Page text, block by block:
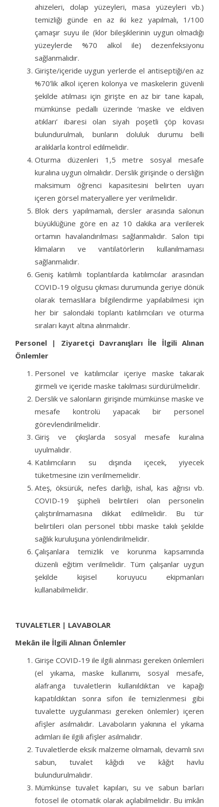
ahizeleri, dolap yüzeyleri, masa yüzeyleri vb.)
temizliği günde en az iki kez yapılmalı, 1/100
çamaşır suyu ile (klor bileşiklerinin uygun olmadığı
yüzeylerde %70 alkol ile) dezenfeksiyonu
sağlanmalıdır.
Girişte/içeride uygun yerlerde el antiseptiği/en az
%70’lik alkol içeren kolonya ve maskelerin güvenli
şekilde atılması için girişte en az bir tane kapalı,
mümkünse pedallı üzerinde ‘maske ve eldiven
atıkları’ ibaresi olan siyah poşetli çöp kovası
bulundurulmalı, bunların doluluk durumu belli
aralıklarla kontrol edilmelidir.
Oturma düzenleri 1,5 metre sosyal mesafe
kuralına uygun olmalıdır. Derslik girişinde o dersliğin
maksimum öğrenci kapasitesini belirten uyarı
içeren görsel materyallere yer verilmelidir.
Blok ders yapılmamalı, dersler arasında salonun
büyüklüğüne göre en az 10 dakika ara verilerek
ortamın havalandırılması sağlanmalıdır. Salon tipi
klimaların ve vantilatörlerin kullanılmaması
sağlanmalıdır.
Geniş katılımlı toplantılarda katılımcılar arasından
COVID-19 olgusu çıkması durumunda geriye dönük
olarak temaslılara bilgilendirme yapılabilmesi için
her bir salondaki toplantı katılımcıları ve oturma
sıraları kayıt altına alınmalıdır.
Personel | Ziyaretçi Davranışları İle İlgili Alınan
Önlemler
Personel ve katılımcılar içeriye maske takarak
girmeli ve içeride maske takılması sürdürülmelidir.
Derslik ve salonların girişinde mümkünse maske ve
mesafe kontrolü yapacak bir personel
görevlendirilmelidir.
Giriş ve çıkışlarda sosyal mesafe kuralına
uyulmalıdır.
Katılımcıların su dışında içecek, yiyecek
tüketmesine izin verilmemelidir.
Ateş, öksürük, nefes darlığı, ishal, kas ağrısı vb.
COVID-19 şüpheli belirtileri olan personelin
çalıştırılmamasına dikkat edilmelidir. Bu tür
belirtileri olan personel tıbbi maske takılı şekilde
sağlık kuruluşuna yönlendirilmelidir.
Çalışanlara temizlik ve korunma kapsamında
düzenli eğitim verilmelidir. Tüm çalışanlar uygun
şekilde kişisel koruyucu ekipmanları
kullanabilmelidir.
TUVALETLER | LAVABOLAR
Mekân ile İlgili Alınan Önlemler
Girişe COVID-19 ile ilgili alınması gereken önlemleri
(el yıkama, maske kullanımı, sosyal mesafe,
alafranga tuvaletlerin kullanıldıktan ve kapağı
kapatıldıktan sonra sifon ile temizlenmesi gibi
tuvalette uygulanması gereken önlemler) içeren
afişler asılmalıdır. Lavaboların yakınına el yıkama
adımları ile ilgili afişler asılmalıdır.
Tuvaletlerde eksik malzeme olmamalı, devamlı sıvı
sabun, tuvalet kâğıdı ve kâğıt havlu
bulundurulmalıdır.
Mümkünse tuvalet kapıları, su ve sabun barları
fotosel ile otomatik olarak açılabilmelidir. Bu imkân